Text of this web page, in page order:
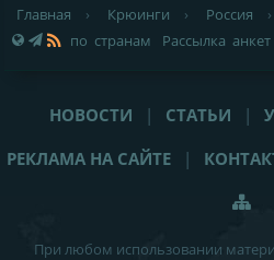
Главная › Крюинги › Россия ›
по странам
Рассылка анкет
НОВОСТИ | СТАТЬИ |
РЕКЛАМА НА САЙТЕ
|
При любом использовании